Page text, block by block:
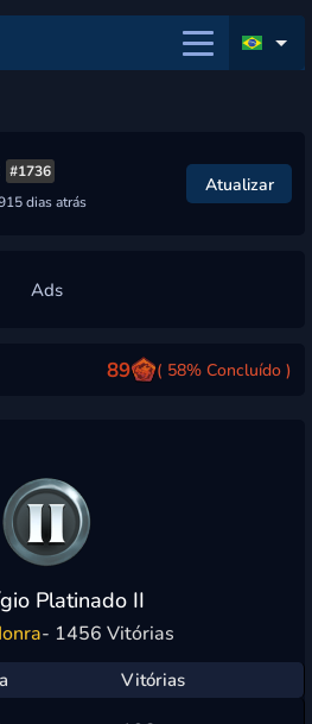
#1736
dias atrás
Atualizar
89 ( 58% Concluído )
Platinado II
- 1456 Vitórias
Vitórias